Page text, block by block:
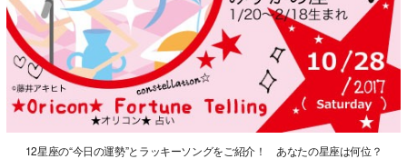
12星座の“今日の運勢”とラッキーソングをご紹介！ あなたの星座は何位？